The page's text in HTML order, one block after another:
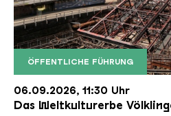
ÖFFENTLICHE FÜHRUNG
Der Erzschrägaufzug der
Copyright: Weltkulturerbe
06.09.2026, 11:30 Uhr
Das Weltkulturerbe